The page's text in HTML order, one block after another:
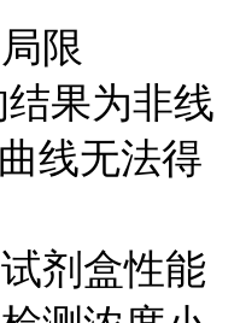
限
果为非线
线无法得
剂盒性能